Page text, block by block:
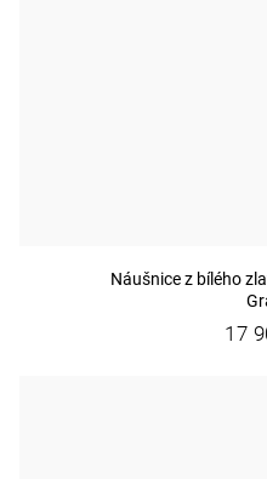
Náušnice z bílého
17